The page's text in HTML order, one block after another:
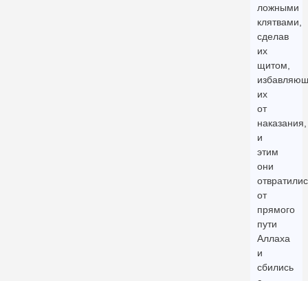
ложными
клятвами,
сделав
их
щитом,
их
от
наказания,
и
этим
они
от
прямого
пути
Аллаха
и
сбились